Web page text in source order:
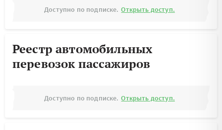
Доступно по подписке. Открыть доступ.
Реестр автомобильных
перевозок пассажиров
Доступно по подписке. Открыть доступ.